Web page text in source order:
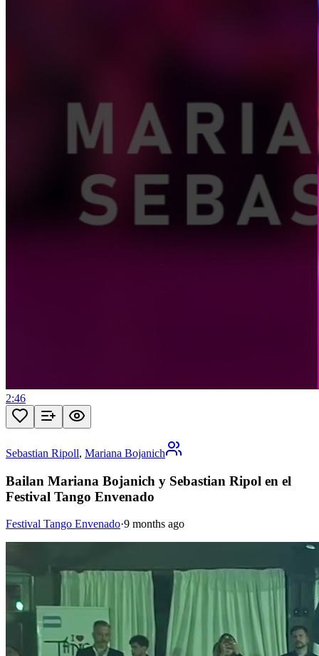
2:46
Sebastian Ripoll, Mariana Bojanich
Bailan Mariana Bojanich y Sebastian Ripol en el
Festival Tango Envenado
Festival Tango Envenado·9 months ago